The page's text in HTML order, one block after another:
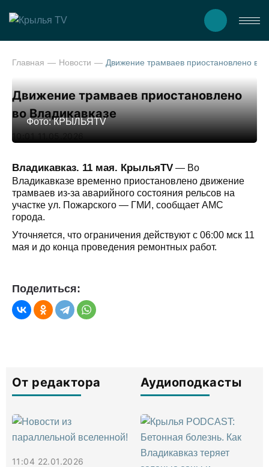
Главная Новости
Движение трамваев приостановлено
во Владикавказе
10:01 11.05.2026
Фото: КРЫЛЬЯTV
Владикавказ. 11 мая. КрыльяTV — Во
Владикавказе временно приостановлено движение
трамваев из-за аварийного состояния рельсов на
участке ул. Пожарского — ГМИ, сообщает АМС
города.
Уточняется, что ограничения действуют с 06:00 мск 11
мая и до конца проведения ремонтных работ.
Поделиться:
От редактора
11:04 22.01.2026
Аудиоподкасты